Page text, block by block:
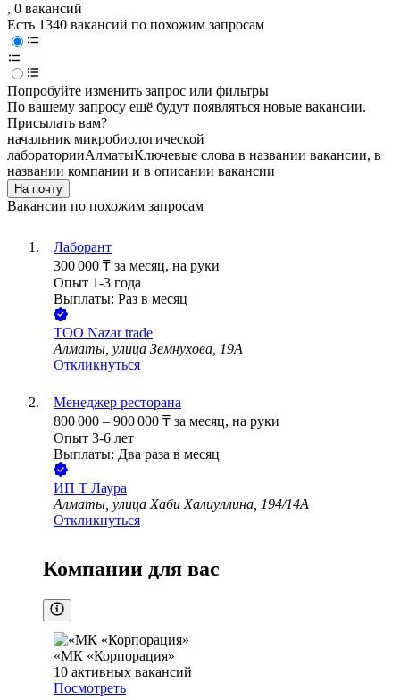
, 0 вакансий
Есть 1340 вакансий по похожим запросам
Попробуйте изменить запрос или фильтры
По вашему запросу ещё будут появляться новые вакансии.
Присылать вам?
начальник микробиологической
лабораторииАлматыКлючевые слова в названии вакансии, в
названии компании и в описании вакансии
На почту
Вакансии по похожим запросам
Лаборант
300 000 ₸ за месяц, на руки
Опыт 1-3 года
Выплаты: Раз в месяц
ТОО Nazar trade
Алматы, улица Земнухова, 19А
Откликнуться
Менеджер ресторана
800 000 – 900 000 ₸ за месяц, на руки
Опыт 3-6 лет
Выплаты: Два раза в месяц
ИП Т Лаура
Алматы, улица Хаби Халиуллина, 194/14А
Откликнуться
Компании для вас
«МК «Корпорация»
10 активных вакансий
Посмотреть